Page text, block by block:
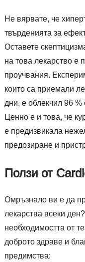
Не вярвате, че
твърденията за
Оставете
на това лекарство е
проучвания.
които са приемали
дни, е облекчил 96 %
Ценно е и това, че
е предизвикала
предозиране и
Ползи от
Омръзнало ви е да
лекарства всеки
необходимостта от
доброто здраве и
предимства: